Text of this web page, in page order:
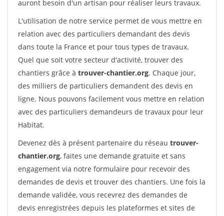
auront besoin d'un artisan pour réaliser leurs travaux.
L'utilisation de notre service permet de vous mettre en
relation avec des particuliers demandant des devis
dans toute la France et pour tous types de travaux.
Quel que soit votre secteur d'activité, trouver des
chantiers grâce à trouver-chantier.org. Chaque jour,
des milliers de particuliers demandent des devis en
ligne. Nous pouvons facilement vous mettre en relation
avec des particuliers demandeurs de travaux pour leur
Habitat.
Devenez dès à présent partenaire du réseau trouver-
chantier.org, faites une demande gratuite et sans
engagement via notre formulaire pour recevoir des
demandes de devis et trouver des chantiers. Une fois la
demande validée, vous recevrez des demandes de
devis enregistrées depuis les plateformes et sites de